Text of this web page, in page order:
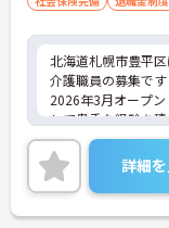
北海道札幌市豊平
介護職員の募集です
2026年3月オープ
して貴重な経験を
今まで培ってこら
なく発揮して頂ける
ご興味のある方に
に詳細をお話しい
さい！
詳細